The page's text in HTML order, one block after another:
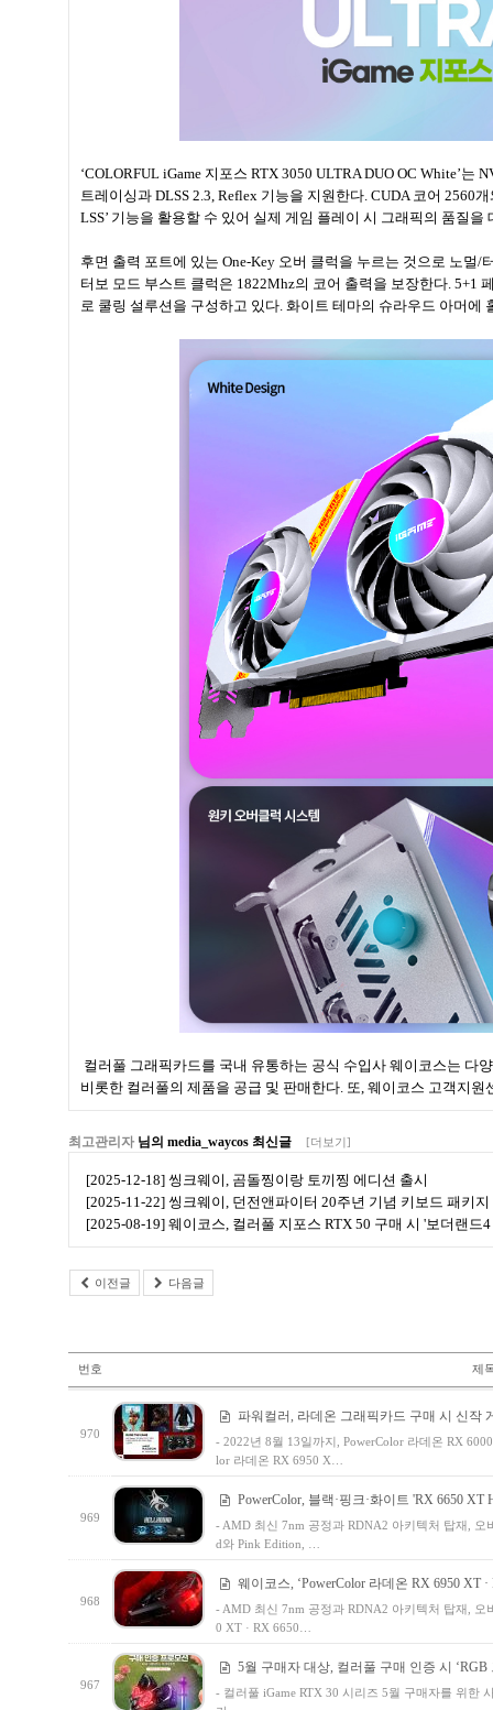
‘COLORFUL iGame 지포스 RTX 3050 ULTRA DUO OC White’는
트레이싱과 DLSS 2.3, Reflex 기능을 지원한다. CUDA 코어 2560
LSS’ 기능을 활용할 수 있어 실제 게임 플레이 시 그래픽의 품질
후면 출력 포트에 있는 One-Key 오버 클럭을 누르는 것으로 노멀
터보 모드 부스트 클럭은 1822Mhz의 코어 출력을 보장한다. 5+1
로 쿨링 설루션을 구성하고 있다. 화이트 테마의 슈라우드 아머에
컬러풀 그래픽카드를 국내 유통하는 공식 수입사 웨이코스는 다
비롯한 컬러풀의 제품을 공급 및 판매한다. 또, 웨이코스 고객지
최고관리자 님의 media_waycos 최신글 [더보기]
[2025-12-18] 씽크웨이, 곰돌찡이랑 토끼찡 에디션 출시
[2025-11-22] 씽크웨이, 던전앤파이터 20주년 기념 키보드 패키지
[2025-08-19] 웨이코스, 컬러풀 지포스 RTX 50 구매 시 '보더랜드
이전글 다음글
번호 제
970
파워컬러, 라데온 그래픽카드 구매 시 신작
- 2022년 8월 13일까지, PowerColor 라데온 RX
lor 라데온 RX 6950 X…
969
PowerColor, 블랙·핑크·화이트 'RX 6650 XT
- AMD 최신 7nm 공정과 RDNA2 아키텍처 탑재,
d와 Pink Edition, …
968
웨이코스, ‘PowerColor 라데온 RX 6950 XT
- AMD 최신 7nm 공정과 RDNA2 아키텍처 탑재, 오
0 XT · RX 6650…
967
5월 구매자 대상, 컬러풀 구매 인증 시
- 컬러풀 iGame RTX 30 시리즈 5월 구매자를 위한